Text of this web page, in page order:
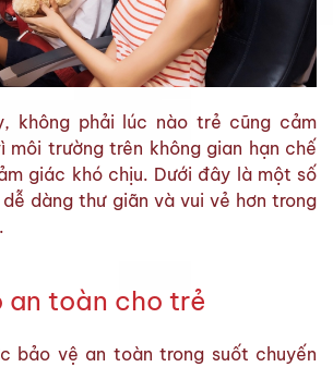
không phải lúc nào trẻ cũng cảm
môi trường trên không gian hạn chế
giác khó chịu. Dưới đây là một số
dàng thư giãn và vui vẻ hơn trong
an toàn cho trẻ
bảo vệ an toàn trong suốt chuyến